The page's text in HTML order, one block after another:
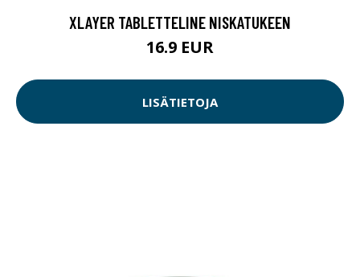
XLAYER TABLETTELINE NISKATUKEEN
16.9 EUR
LISÄTIETOJA